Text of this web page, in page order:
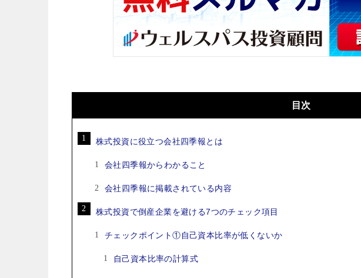
目次
株式投資に役立つ会社四季報とは
会社四季報からわかること
会社四季報に掲載されている内容
株式投資で倒産企業を避ける7つのチェック項目
チェックポイント①自己資本比率が低くないか
自己資本比率の計算式